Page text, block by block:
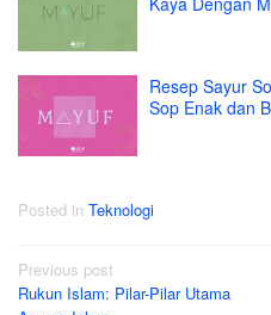
Resep Sayur
Sop Enak dan
Posted in Teknologi
Post
Previous post
Rukun Islam: Pilar-Pilar Utama